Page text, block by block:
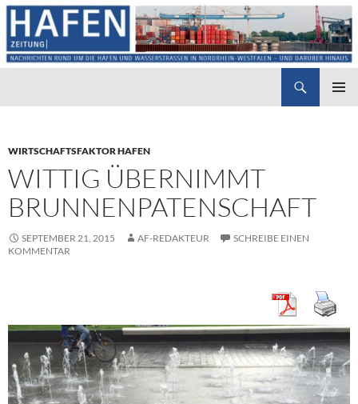
WIRTSCHAFTSFAKTOR HAFEN
WITTIG ÜBERNIMMT
BRUNNENPATENSCHAFT
SEPTEMBER 21, 2015 AF-REDAKTEUR
SCHREIBE EINEN
KOMMENTAR